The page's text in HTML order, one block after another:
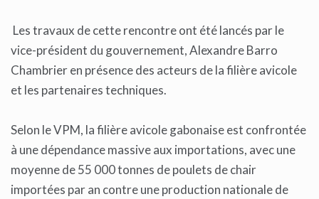
Les travaux de cette rencontre ont été lancés par le
vice-président du gouvernement, Alexandre Barro
Chambrier en présence des acteurs de la filière avicole
et les partenaires techniques.
Selon le VPM, la filière avicole gabonaise est confrontée
à une dépendance massive aux importations, avec une
moyenne de 55 000 tonnes de poulets de chair
importées par an contre une production nationale de